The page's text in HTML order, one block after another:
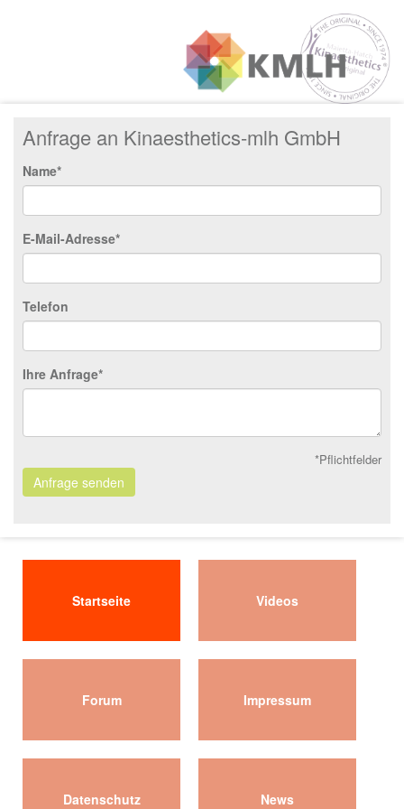
Anfrage an Kinaesthetics-mlh GmbH
Name*
E-Mail-Adresse*
Telefon
Ihre Anfrage*
*Pflichtfelder
Anfrage senden
Startseite Videos
Forum Impressum
Datenschutz News